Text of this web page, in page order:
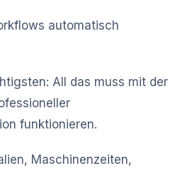
automatisch
All das muss mit der
funktionieren.
Maschinenzeiten,